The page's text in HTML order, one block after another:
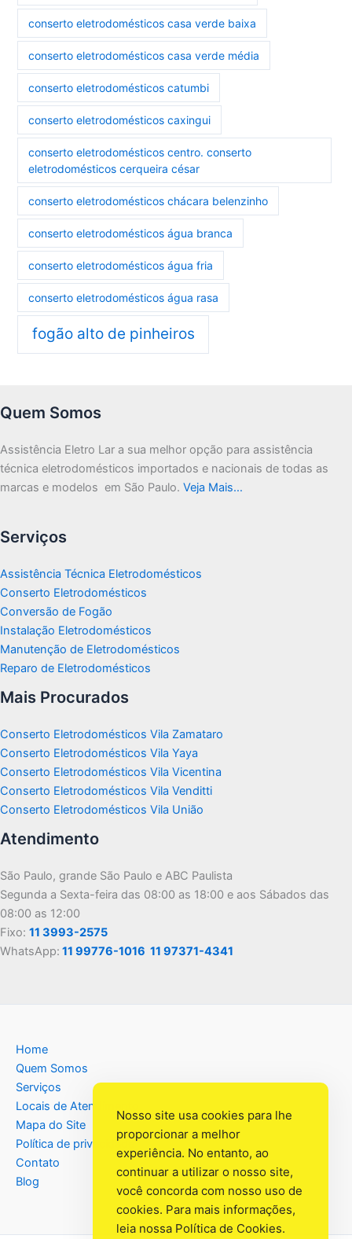
conserto eletrodomésticos casa verde baixa
conserto eletrodomésticos casa verde média
conserto eletrodomésticos catumbi
conserto eletrodomésticos caxingui
conserto eletrodomésticos centro. conserto
eletrodomésticos cerqueira césar
conserto eletrodomésticos chácara belenzinho
conserto eletrodomésticos água branca
conserto eletrodomésticos água fria
conserto eletrodomésticos água rasa
fogão alto de pinheiros
Quem Somos
Assistência Eletro Lar a sua melhor opção para assistência
técnica eletrodomésticos importados e nacionais de todas as
marcas e modelos em São Paulo. Veja Mais…
Serviços
Assistência Técnica Eletrodomésticos
Conserto Eletrodomésticos
Conversão de Fogão
Instalação Eletrodomésticos
Manutenção de Eletrodomésticos
Reparo de Eletrodomésticos
Mais Procurados
Conserto Eletrodomésticos Vila Zamataro
Conserto Eletrodomésticos Vila Yaya
Conserto Eletrodomésticos Vila Vicentina
Conserto Eletrodomésticos Vila Venditti
Conserto Eletrodomésticos Vila União
Atendimento
São Paulo, grande São Paulo e ABC Paulista
Segunda a Sexta-feira das 08:00 as 18:00 e aos Sábados das
08:00 as 12:00
Fixo: 11 3993-2575
WhatsApp: 11 99776-1016 11 97371-4341
Home
Quem Somos
Serviços
Locais de Atendimento
Mapa do Site
Política de privacidade
Contato
Blog
Nosso site usa cookies para lhe
proporcionar a melhor
experiência. No entanto, ao
continuar a utilizar o nosso site,
você concorda com nosso uso de
cookies. Para mais informações,
leia nossa Política de Cookies.